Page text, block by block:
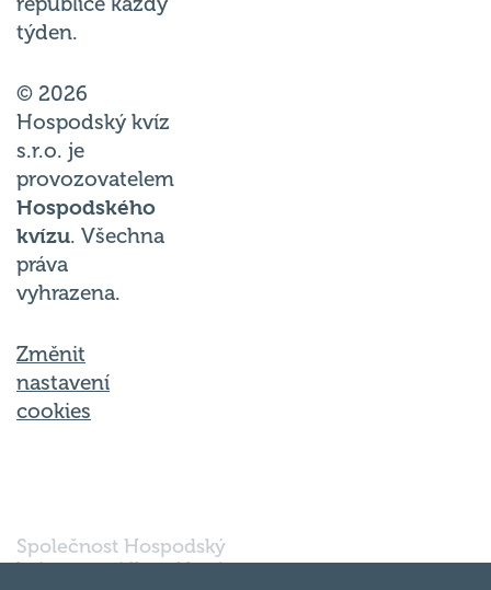
týden.
© 2026
Hospodský kvíz
s.r.o. je
provozovatelem
Hospodského
kvízu. Všechna
práva
vyhrazena.
Změnit
nastavení
cookies
Společnost Hospodský
kvíz s.r.o., sídlem Nové